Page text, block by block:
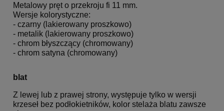
Metalowy pręt o przekroju fi 11 mm.
Wersje kolorystyczne:
- czarny (lakierowany proszkowo)
- metalik (lakierowany proszkowo)
- chrom błyszczący (chromowany)
- chrom satyna (chromowany)
blat
Z lewej lub z prawej strony, występuje tylko w wersji
krzeseł bez podłokietników, kolor stelaża blatu zawsze